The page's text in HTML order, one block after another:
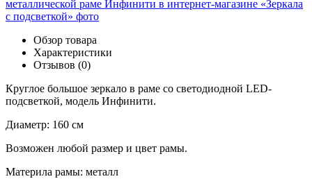
Обзор товара
Характеристики
Отзывов (0)
Круглое большое зеркало в раме со светодиодной LED-
подсветкой, модель Инфинити.
Диаметр: 160 см
Возможен любой размер и цвет рамы.
Материла рамы: металл